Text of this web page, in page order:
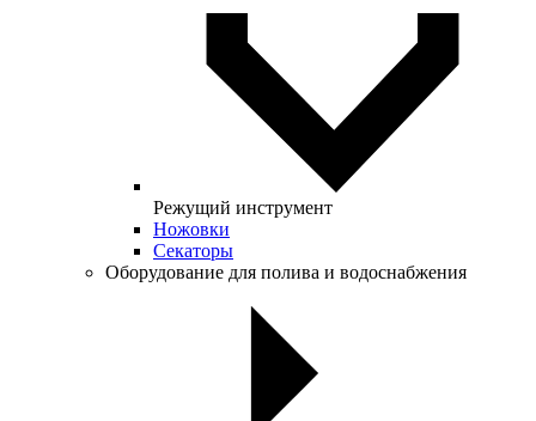
Режущий инструмент
Ножовки
Секаторы
Оборудование для полива и водоснабжения